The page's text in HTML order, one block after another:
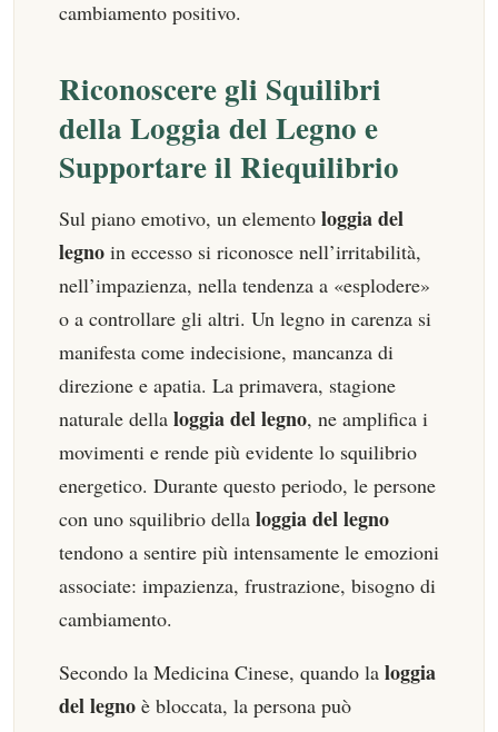
cambiamento positivo.
Riconoscere gli Squilibri
della Loggia del Legno e
Supportare il Riequilibrio
Sul piano emotivo, un elemento loggia del
legno in eccesso si riconosce nell’irritabilità,
nell’impazienza, nella tendenza a «esplodere»
o a controllare gli altri. Un legno in carenza si
manifesta come indecisione, mancanza di
direzione e apatia. La primavera, stagione
naturale della loggia del legno, ne amplifica i
movimenti e rende più evidente lo squilibrio
energetico. Durante questo periodo, le persone
con uno squilibrio della loggia del legno
tendono a sentire più intensamente le emozioni
associate: impazienza, frustrazione, bisogno di
cambiamento.
Secondo la Medicina Cinese, quando la loggia
del legno è bloccata, la persona può